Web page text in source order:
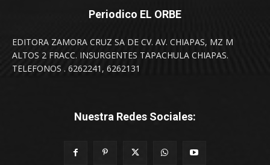
Periodico EL ORBE
EDITORA ZAMORA CRUZ SA DE CV. AV. CHIAPAS, MZ M
ALTOS 2 FRACC. INSURGENTES TAPACHULA CHIAPAS.
TELEFONOS . 6262241, 6262131
Nuestra Redes Sociales: